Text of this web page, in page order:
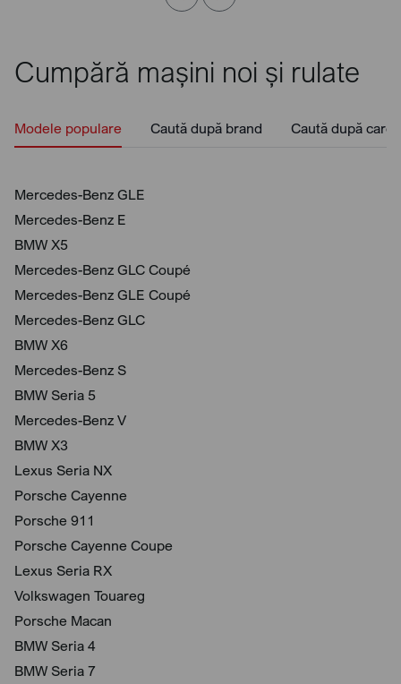
Cumpără mașini noi și rulate
Modele populare Caută după brand Caută după
Mercedes-Benz GLE
Mercedes-Benz E
BMW X5
Mercedes-Benz GLC Coupé
Mercedes-Benz GLE Coupé
Mercedes-Benz GLC
BMW X6
Mercedes-Benz S
BMW Seria 5
Mercedes-Benz V
BMW X3
Lexus Seria NX
Porsche Cayenne
Porsche 911
Porsche Cayenne Coupe
Lexus Seria RX
Volkswagen Touareg
Porsche Macan
BMW Seria 4
BMW Seria 7